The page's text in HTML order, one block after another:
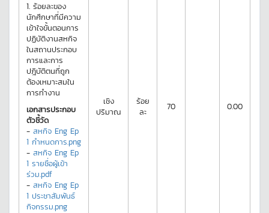
1. ร้อยละของ
นักศึกษาที่มีความ
เข้าใจขั้นตอนการ
ปฏิบัติงานสหกิจ
ในสถานประกอบ
การและการ
ปฎิบัติตนที่ถูก
ต้องเหมาะสมใน
การทำงาน
เอกสารประกอบ
ตัวชี้วัด
- สหกิจ Eng Ep
1 กำหนดการ.png
- สหกิจ Eng Ep
1 รายชื่อผู้เข้า
ร่วม.pdf
- สหกิจ Eng Ep
1 ประชาสัมพันธ์
กิจกรรม.png
เชิง
ปริมาณ
ร้อย
ละ
70 0.00